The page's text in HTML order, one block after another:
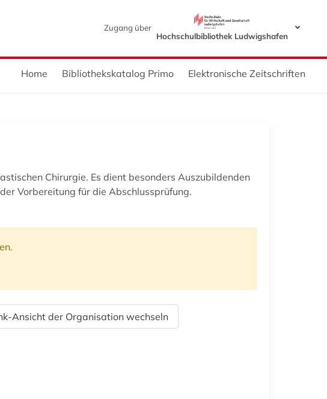
Zugang über
Hochschulbibliothek Ludwigshafen
Home Bibliothekskatalog Primo Elektronische Zeitschriften
Chirurgie. Es dient besonders Auszubildenden
Vorbereitung für die Abschlussprüfung.
Ansicht der Organisation wechseln